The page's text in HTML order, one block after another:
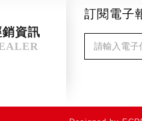
資訊
訂閱電子